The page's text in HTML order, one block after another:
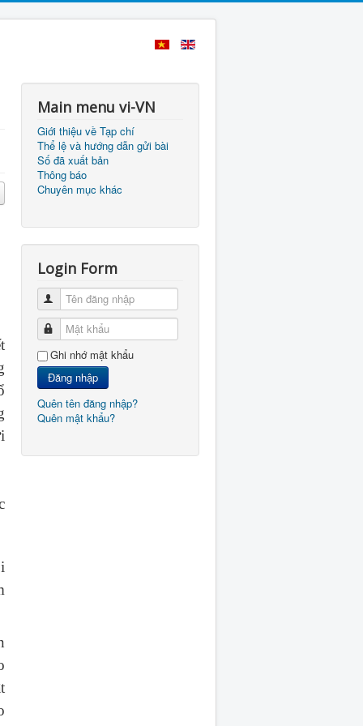
Main menu vi-VN
Giới thiệu về Tạp chí
Thể lệ và hướng dẫn gửi bài
Số đã xuất bản
Thông báo
Chuyên mục khác
Login Form
Tên đăng nhập
Mật khẩu
Ghi nhớ mật khẩu
Đăng nhập
Quên tên đăng nhập?
Quên mật khẩu?